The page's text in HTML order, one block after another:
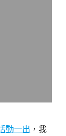
動一出 ，我